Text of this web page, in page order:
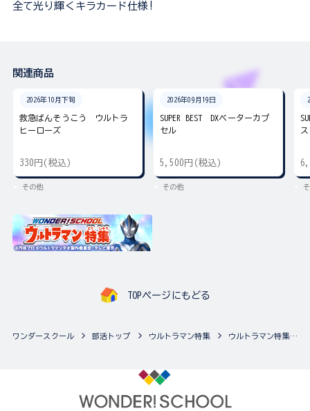
全て光り輝くキラカード仕様!
関連商品
2026年10月下旬
救急ばんそうこう ウルトラ
ヒーローズ
330円(税込)
その他
2026年09月19日
SUPER BEST DXベーターカプ
セル
5,500円(税込)
その他
ス
TOPページにもどる
ワンダースクール 部活トップ ウルトラマン特集 ウルトラマン特集の最新商品一覧